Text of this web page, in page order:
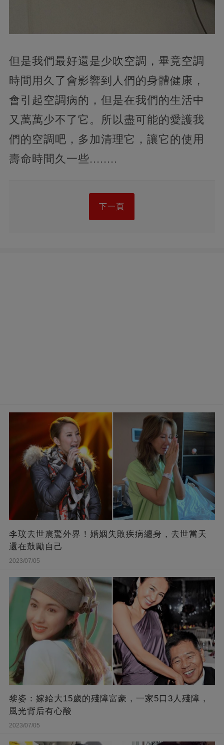
但是我們最好還是少吹空調，畢竟空調
時間用久了會影響到人們的身體健康，
會引起空調病的，但是在我們的生活中
又萬萬少不了它。所以盡可能的愛護我
們的空調吧，多加清理它，讓它的使用
壽命時間久一些........
下一頁
李玟去世震驚外界！婚姻失敗疾病纏身，去世當天
還在鼓勵自己
2023/07/05
黎姿：嫁給大15歲的殘障富豪，一家5口3人殘障，
風光背后有心酸
2023/07/05